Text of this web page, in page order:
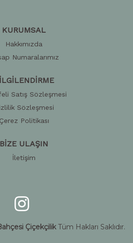
KURUMSAL
Hakkımızda
Numaralarımız
Satış Sözleşmesi
Sözleşmesi
Çerez Politikası
BİZE ULAŞIN
İletişim
ÇiçekçilikTüm Hakları Saklıdır.